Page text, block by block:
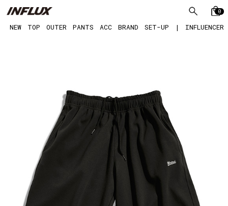
0
NEW TOP OUTER PANTS ACC BRAND SET-UP | INFLUENCER